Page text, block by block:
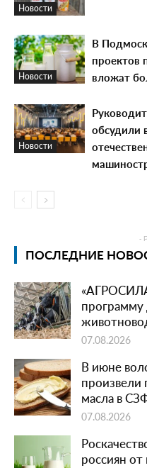
Новости
Новости
В
проектов
вложат
Новости
обсудили
-
ПОСЛЕДНИЕ
программу
07.08.2026
В июне
произвели
масла в
07.08.2026
россиян